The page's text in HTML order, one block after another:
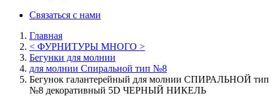
Связаться с нами
Главная
< ФУРНИТУРЫ МНОГО >
Бегунки для молнии
для молнии Спиральной тип №8
Бегунок галантерейный для молнии СПИРАЛЬНОЙ тип
№8 декоративный 5D ЧЕРНЫЙ НИКЕЛЬ